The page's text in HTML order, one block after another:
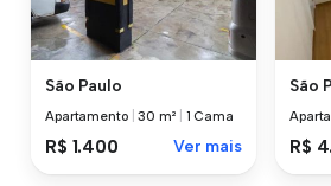
São Paulo
Apartamento |30 m² 1 Cama
R$ 1.400 Ver mais
São
R$